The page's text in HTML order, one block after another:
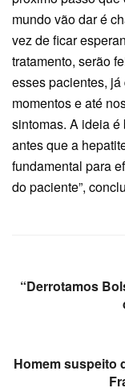
mundo vão dar é
vez de ficar
tratamento, serão
esses pacientes,
momentos e até
sintomas. A ideia
antes que a
fundamental para
do paciente”,
“Derrotamos
Homem suspeito